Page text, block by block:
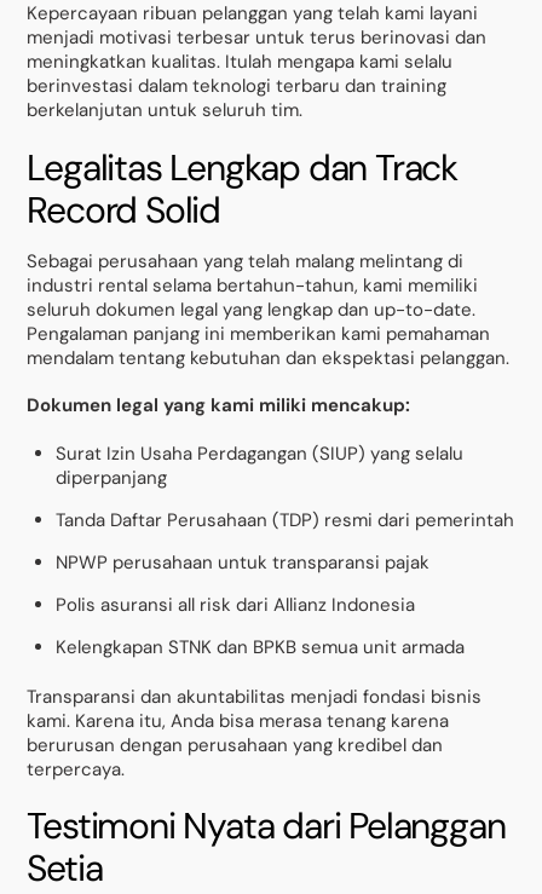
Kepercayaan ribuan pelanggan yang telah kami layani
menjadi motivasi terbesar untuk terus berinovasi dan
meningkatkan kualitas. Itulah mengapa kami selalu
berinvestasi dalam teknologi terbaru dan training
berkelanjutan untuk seluruh tim.
Legalitas Lengkap dan Track
Record Solid
Sebagai perusahaan yang telah malang melintang di
industri rental selama bertahun-tahun, kami memiliki
seluruh dokumen legal yang lengkap dan up-to-date.
Pengalaman panjang ini memberikan kami pemahaman
mendalam tentang kebutuhan dan ekspektasi pelanggan.
Dokumen legal yang kami miliki mencakup:
Surat Izin Usaha Perdagangan (SIUP) yang selalu
diperpanjang
Tanda Daftar Perusahaan (TDP) resmi dari pemerintah
NPWP perusahaan untuk transparansi pajak
Polis asuransi all risk dari Allianz Indonesia
Kelengkapan STNK dan BPKB semua unit armada
Transparansi dan akuntabilitas menjadi fondasi bisnis
kami. Karena itu, Anda bisa merasa tenang karena
berurusan dengan perusahaan yang kredibel dan
terpercaya.
Testimoni Nyata dari Pelanggan
Setia